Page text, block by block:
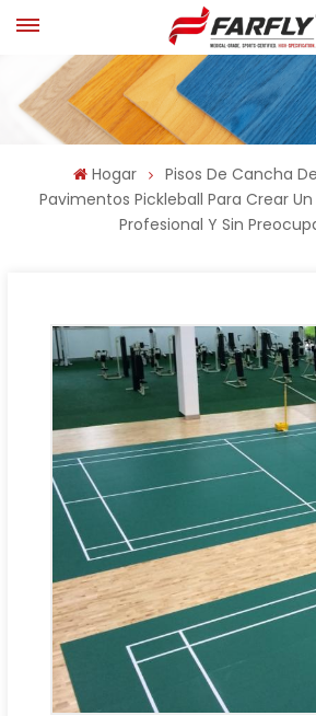
Hogar
Pisos De Cancha
Pavimentos Pickleball Para Crear
Profesional Y Sin